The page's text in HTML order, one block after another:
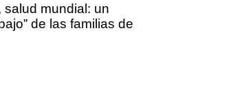
mundial: un
de las familias de